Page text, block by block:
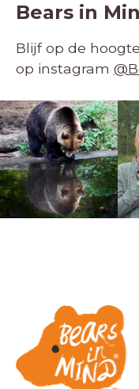
Bears in
Blijf op de
op instagram